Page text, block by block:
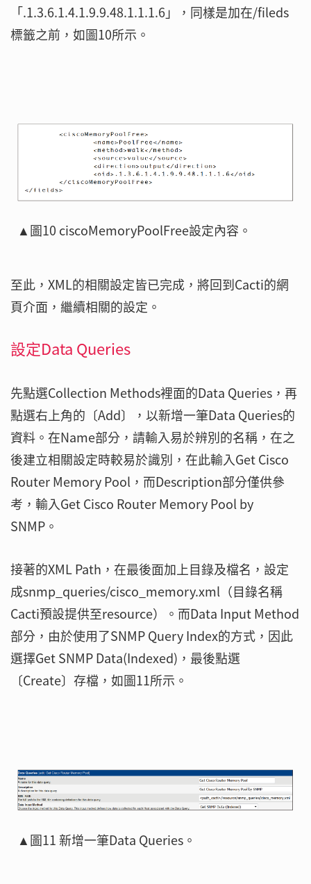
「.1.3.6.1.4.1.9.9.48.1.1.1.6」，同樣是加在/fileds
標籤之前，如圖10所示。
▲圖10 ciscoMemoryPoolFree設定內容。
至此，XML的相關設定皆已完成，將回到Cacti的網
頁介面，繼續相關的設定。
設定Data Queries
先點選Collection Methods裡面的Data Queries，再
點選右上角的〔Add〕，以新增一筆Data Queries的
資料。在Name部分，請輸入易於辨別的名稱，在之
後建立相關設定時較易於識別，在此輸入Get Cisco
Router Memory Pool，而Description部分僅供參
考，輸入Get Cisco Router Memory Pool by
SNMP。
接著的XML Path，在最後面加上目錄及檔名，設定
成snmp_queries/cisco_memory.xml（目錄名稱
Cacti預設提供至resource）。而Data Input Method
部分，由於使用了SNMP Query Index的方式，因此
選擇Get SNMP Data(Indexed)，最後點選
〔Create〕存檔，如圖11所示。
▲圖11 新增一筆Data Queries。